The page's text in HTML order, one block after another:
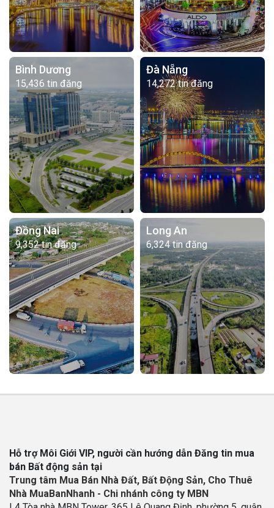
Bình Dương
15,436 tin đăng
Đà Nẵng
14,272 tin đăng
Đồng Nai
9,352 tin đăng
Long An
6,324 tin đăng
Hỗ trợ Môi Giới VIP, người cần hướng dẫn Đăng tin mua
bán Bất động sản tại
Trung tâm Mua Bán Nhà Đất, Bất Động Sản, Cho Thuê
Nhà MuaBanNhanh - Chi nhánh công ty MBN